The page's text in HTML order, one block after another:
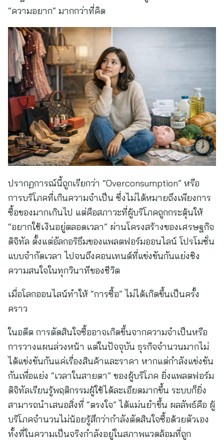
“ความอยาก” มากกว่าที่คิด
ปรากฏการณ์นี้ถูกเรียกว่า “Overconsumption” หรือ
การบริโภคที่เกินความจำเป็น ซึ่งไม่ได้หมายถึงเพียงการ
ซื้อของมากเกินไป แต่คือสภาวะที่ผู้บริโภคถูกกระตุ้นให้
“อยากใช้เงินอยู่ตลอดเวลา” ผ่านโครงสร้างของเศรษฐกิจ
ดิจิทัล ตั้งแต่อัลกอริธึมของแพลตฟอร์มออนไลน์ โปรโมชั่น
แบบจำกัดเวลา ไปจนถึงคอนเทนต์ที่แข่งขันกันแย่งชิง
ความสนใจในทุกวินาทีของชีวิต
เมื่อโลกออนไลน์ทำให้ “การซื้อ” ไม่ได้เกิดขึ้นเป็นครั้ง
คราว
ในอดีต การตัดสินใจซื้ออาจเกิดขึ้นจากความจำเป็นหรือ
การวางแผนล่วงหน้า แต่ในปัจจุบัน ธุรกิจจำนวนมากไม่
ได้แข่งขันกันแค่เรื่องสินค้าและราคา หากแต่กำลังแข่งขัน
กันเพื่อแย่ง “เวลาในสายตา” ของผู้บริโภค ยิ่งแพลตฟอร์ม
ดิจิทัลเรียนรู้พฤติกรรมผู้ใช้ได้ละเอียดมากขึ้น ระบบก็ยิ่ง
สามารถนำเสนอสิ่งที่ “ตรงใจ” ได้แม่นยำขึ้น ผลลัพธ์คือ ผู้
บริโภคจำนวนไม่น้อยรู้สึกว่ากำลังตัดสินใจซื้อด้วยตัวเอง
ทั้งที่ในความเป็นจริงกำลังอยู่ในสภาพแวดล้อมที่ถูก